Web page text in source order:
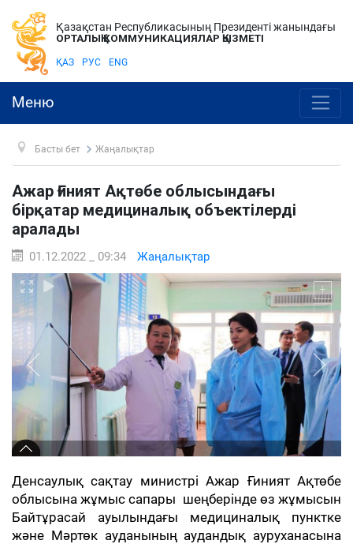
Қазақстан Республикасының Президенті жанындағы
ОРТАЛЫҚ КОММУНИКАЦИЯЛАР ҚЫЗМЕТІ
ҚАЗ РУС ENG
Меню
Басты бет Жаңалықтар
Ажар Ғиният Ақтөбе облысындағы
бірқатар медициналық объектілерді
аралады
01.12.2022 _ 09:34 Жаңалықтар
Денсаулық сақтау министрі Ажар Ғиният Ақтөбе
облысына жұмыс сапары шеңберінде өз жұмысын
Байтұрасай ауылындағы медициналық пунктке
және Мәртөк ауданының аудандық ауруханасына